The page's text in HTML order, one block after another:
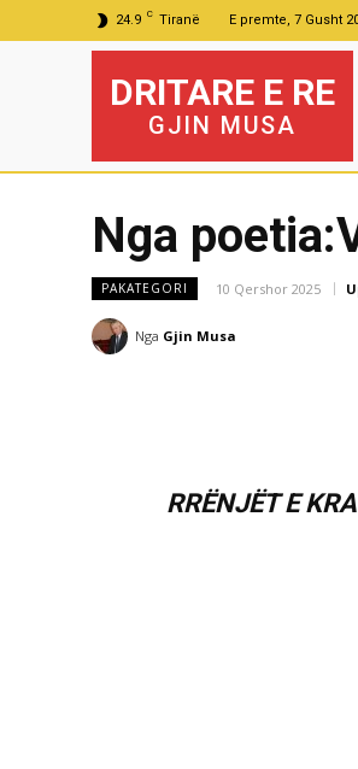
24.9 C Tiranë E premte, 7 Gusht
DRITARE E RE
GJIN MUSA
Nga
PAKATEGORI 10 Qershor 2025
Nga Gjin Musa
RRËNJËT E